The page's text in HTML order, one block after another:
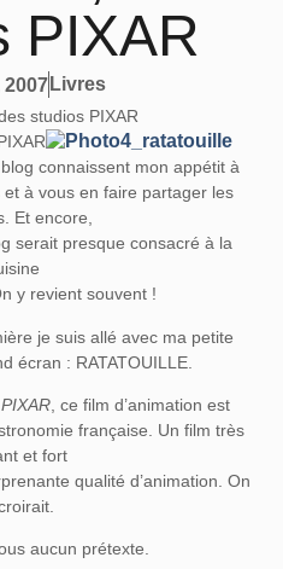
PIXAR
2007 Livres
connaissent mon appétit à
à vous en faire partager les
Et encore,
serait presque consacré à la
y revient souvent !
je suis allé avec ma petite
écran : RATATOUILLE.
, ce film d’animation est
française. Un film très
et fort
qualité d’animation. On
aucun prétexte.